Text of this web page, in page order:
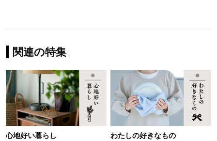
関連の特集
心地好い暮らし わたしの好きなもの